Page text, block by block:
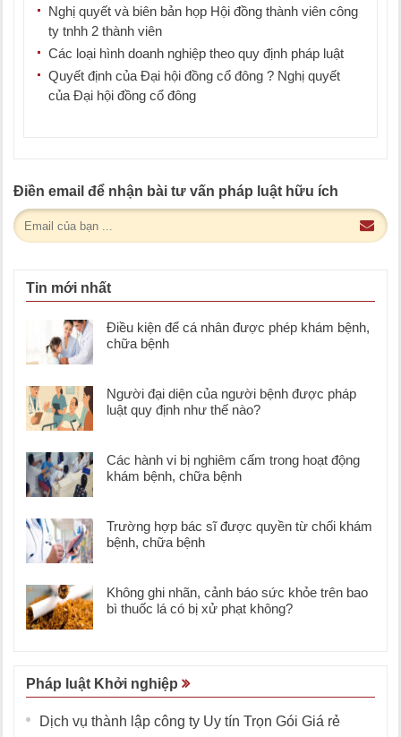
Nghị quyết và biên bản họp Hội đồng thành viên công
ty tnhh 2 thành viên
Các loại hình doanh nghiệp theo quy định pháp luật
Quyết định của Đại hội đồng cổ đông ? Nghị quyết
của Đại hội đồng cổ đông
Điền email để nhận bài tư vấn pháp luật hữu ích
Tin mới nhất
Điều kiện để cá nhân được phép khám bệnh,
chữa bệnh
Người đại diện của người bệnh được pháp
luật quy định như thế nào?
Các hành vi bị nghiêm cấm trong hoạt động
khám bệnh, chữa bệnh
Trường hợp bác sĩ được quyền từ chối khám
bệnh, chữa bệnh
Không ghi nhãn, cảnh báo sức khỏe trên bao
bì thuốc lá có bị xử phạt không?
Pháp luật Khởi nghiệp
Dịch vụ thành lập công ty Uy tín Trọn Gói Giá rẻ